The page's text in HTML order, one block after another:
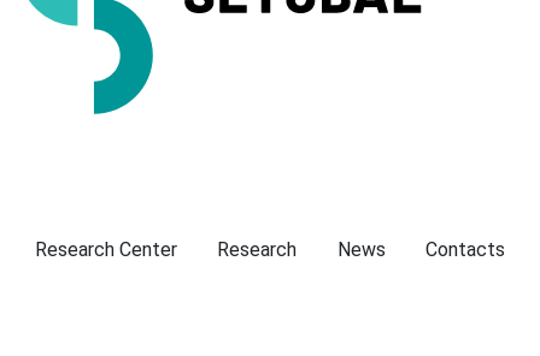
Presentation
Research Center Research News Contacts